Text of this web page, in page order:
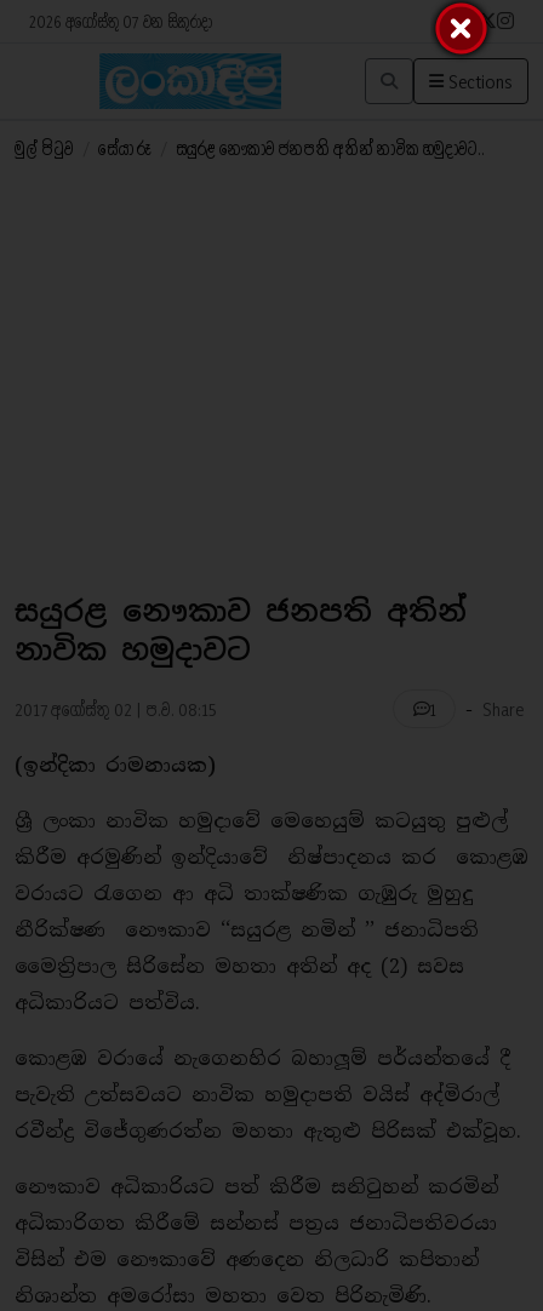
2026 අගෝස්තු 07 වන සිකුරාදා
Sections
මුල් පිටුව සේයා රූ සයුරළ නෞකාව ජනපති අතින් නාවික හමුදාවට..
සයුරළ නෞකාව ජනපති අතින්
නාවික හමුදාවට
2017 අගෝස්තු 02 | ප.ව. 08:15 1 - Share
(ඉන්දිකා රාමනායක)
ශ්‍රී ලංකා නාවික හමුදාවේ මෙහෙයුම් කටයුතු පුළුල්
කිරීම අරමුණින් ඉන්දියාවේ නිෂ්පාදනය කර කොළඹ
වරායට රැගෙන ආ අධි තාක්ෂණික ගැඹුරු මුහුදු
නීරික්ෂණ නෞකාව ‘‘සයුරළ නමින් ’’ ජනාධිපති
මෛති‍්‍රපාල සිරිසේන මහතා අතින් අද (2) සවස
අධිකාරියට පත්විය.
කොළඹ වරායේ නැගෙනහිර බහාලූම් පර්යන්තයේ දී
පැවැති උත්සවයට නාවික හමුදාපති වයිස් අද්මිරාල්
රවීන්ද්‍ර විජේගුණරත්න මහතා ඇතුළු පිරිසක් එක්වූහ.
නෞකාව අධිකාරියට පත් කිරීම සනිටුහන් කරමින්
අධිකාරිගත කිරීමේ සන්නස් පත‍්‍රය ජනාධිපතිවරයා
විසින් එම නෞකාවේ අණදෙන නිලධාරි කපිතාන්
නිශාන්ත අමරෝසා මහතා වෙත පිරිනැමිණි.